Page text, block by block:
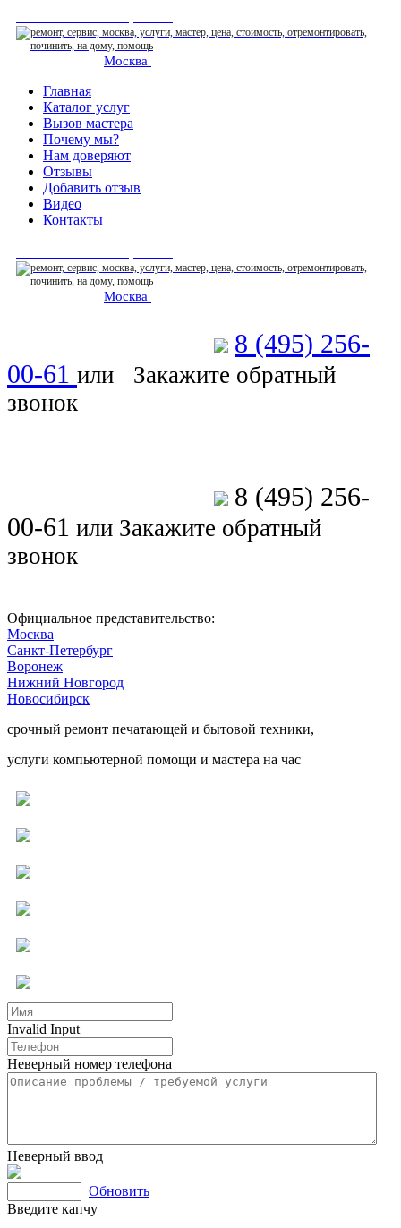
Москва
Главная
Каталог услуг
Вызов мастера
Почему мы?
Нам доверяют
Отзывы
Добавить отзыв
Видео
Контакты
Москва
8 (495) 256-
00-61 или
Закажите обратный
звонок
8 (495) 256-
00-61 или Закажите обратный
звонок
Официальное представительство:
Москва
Санкт-Петербург
Воронеж
Нижний Новгород
Новосибирск
срочный ремонт печатающей и бытовой техники,
услуги компьютерной помощи и мастера на час
Invalid Input
Неверный номер телефона
Неверный ввод
Обновить
Введите капчу